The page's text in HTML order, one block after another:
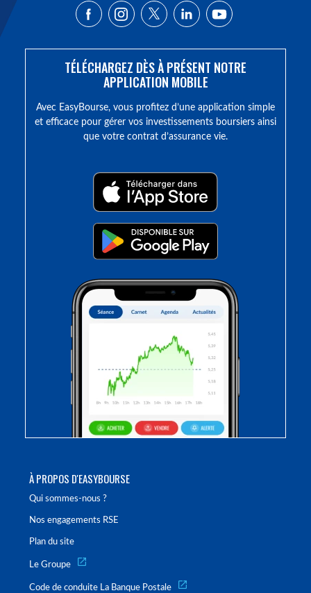
À PROPOS D'EASYBOURSE
Qui sommes-nous ?
Nos engagements RSE
Plan du site
Le Groupe
Code de conduite La Banque Postale
TÉLÉCHARGEZ DÈS À PRÉSENT NOTRE
APPLICATION MOBILE
Avec EasyBourse, vous profitez d’une application simple
et efficace pour gérer vos investissements boursiers ainsi
que votre contrat d’assurance vie.